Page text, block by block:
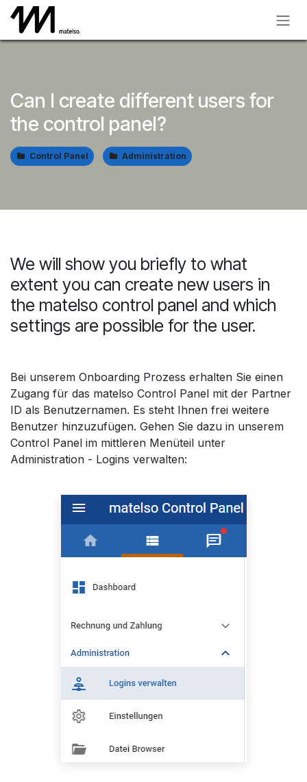
Skip to Content
Can I create different users for
the control panel?
Control Panel Administration
We will show you briefly to what
extent you can create new users in
the matelso control panel and which
settings are possible for the user.
Bei unserem Onboarding Prozess erhalten Sie einen
Zugang für das matelso Control Panel mit der Partner
ID als Benutzernamen. Es steht Ihnen frei weitere
Benutzer hinzuzufügen. Gehen Sie dazu in unserem
Control Panel im mittleren Menüteil unter
Administration - Logins verwalten: